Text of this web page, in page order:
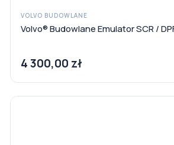
VOLVO BUDOWLANE
Volvo® Budowlane Emulator SCR /
4 300,00 zł